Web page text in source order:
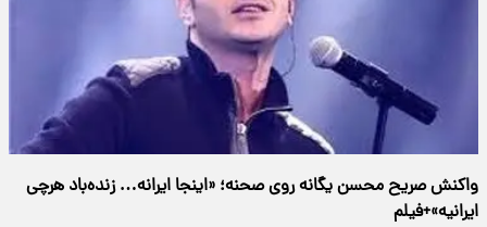
واکنش صریح محسن یگانه روی صحنه؛ «اینجا ایرانه… زنده‌باد هرچی
ایرانیه»+فیلم